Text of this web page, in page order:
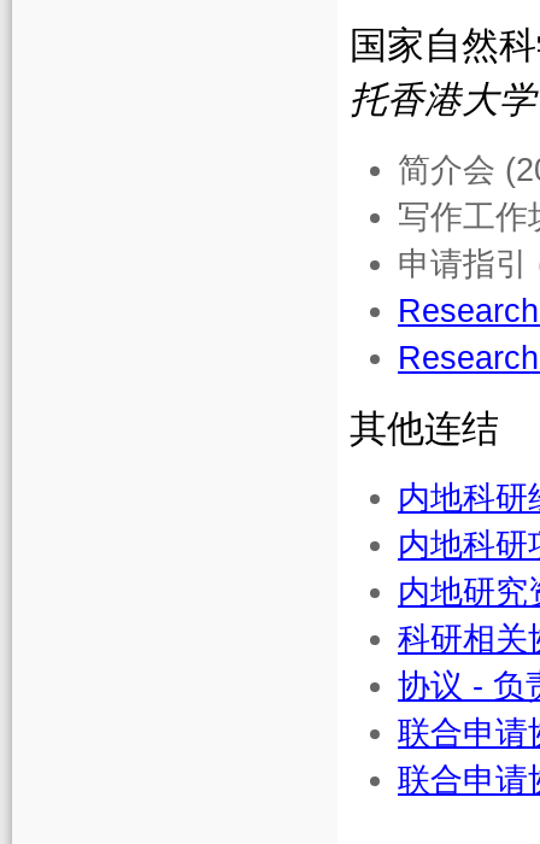
国家自然
托香港大学
简介会
写作工作
申请指引
其他连结
内地科研
内地科研
内地研究
科研相关
协议 - 负
联合申请
联合申请